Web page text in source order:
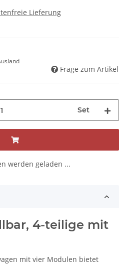
Lieferung
Frage zum Artikel
Set
werden geladen ...
4‑teilige mit
mit vier Modulen bietet